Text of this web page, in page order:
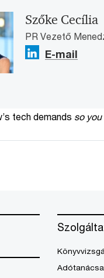
Szőke Cecília
PR Vezető
E-mail
tech demands so